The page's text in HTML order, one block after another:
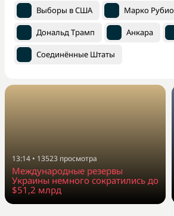
Выборы в США Марко Рубио
Дональд Трамп Анкара
Соединённые Штаты
13:14 • 13523 просмотра
Международные резервы
Украины немного сократились до
$51,2 млрд